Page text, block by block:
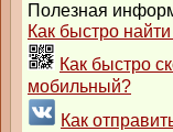
Полезная
Как быстро
Как быстро
мобильный?
Как